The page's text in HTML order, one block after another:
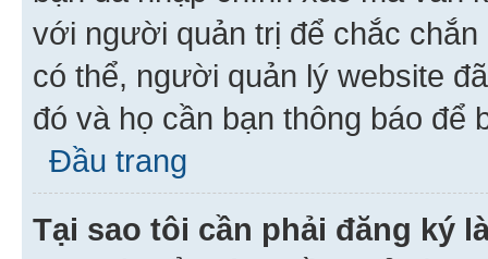
với người quản trị để chắc
có thể, người quản lý website
đó và họ cần bạn thông báo để
Đầu trang
Tại sao tôi cần phải đăng ký